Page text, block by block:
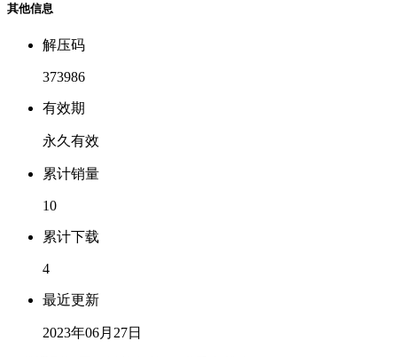
其他信息
解压码
373986
有效期
永久有效
累计销量
10
累计下载
4
最近更新
2023年06月27日